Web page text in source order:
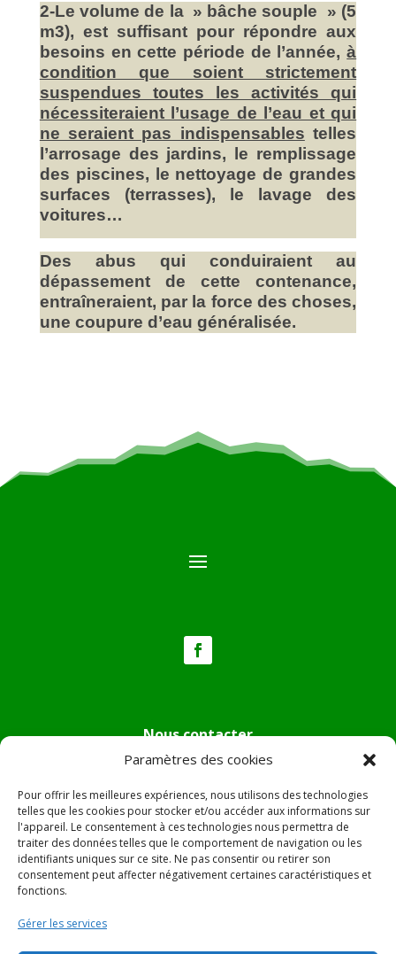
Paramètres des cookies
Pour offrir les meilleures expériences, nous utilisons des technologies
telles que les cookies pour stocker et/ou accéder aux informations sur
l'appareil. Le consentement à ces technologies nous permettra de
traiter des données telles que le comportement de navigation ou les
identifiants uniques sur ce site. Ne pas consentir ou retirer son
consentement peut affecter négativement certaines caractéristiques et
fonctions.
Gérer les services
2-Le volume de la » bâche souple » (5
m3), est suffisant pour répondre aux
besoins en cette période de l’année,à
condition que soient strictement
suspendues toutes les activités qui
nécessiteraient l’usage de l’eau et qui
ne seraient pas indispensables telles
l’arrosage des jardins, le remplissage
des piscines, le nettoyage de grandes
surfaces (terrasses), le lavage des
voitures…
Des abus qui conduiraient au
dépassement de cette contenance,
entraîneraient, par la force des choses,
une coupure d’eau généralisée.
Nous contacter
Tél :04.95.36.24.02
Mail:
mairie.pietradiverde@wanadoo.fr
Adresse :Hôtel de ville de Pietra di Verde
Le village
20230 Pietra di Verde
© 2022 Mairie de Pietra Di Verde – Réalisation